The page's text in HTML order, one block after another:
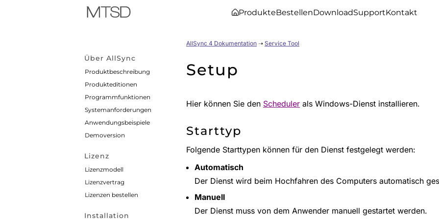
ProdukteBestellenDownloadSupportKontakt
Über AllSync
Produktbeschreibung
Produkteditionen
Programmfunktionen
Systemanforderungen
Anwendungsbeispiele
Demoversion
Lizenz
Lizenzmodell
Lizenzvertrag
Lizenzen bestellen
Installation
AllSync 4 Dokumentation ➝ Service Tool
Setup
Hier können Sie den Scheduler als Windows-Dienst installieren.
Starttyp
Folgende Starttypen können für den Dienst festgelegt werden:
Automatisch
Der Dienst wird beim Hochfahren des Computers automatisch
Manuell
Der Dienst muss von dem Anwender manuell gestartet werden.